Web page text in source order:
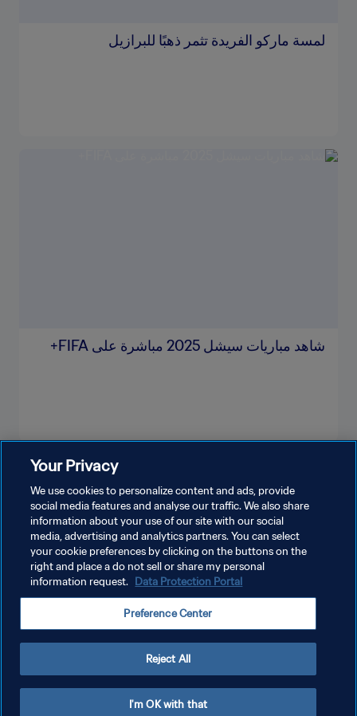
لمسة ماركو الفريدة تثمر ذهبًا للبرازيل
شاهد مباريات سيشل 2025 مباشرة على FIFA+
إدارة تفضيلات ملفات تعريف الارتباط
Your Privacy
We use cookies to personalize content and ads, provide
social media features and analyse our traffic. We also share
information about your use of our site with our social
media, advertising and analytics partners. You can select
your cookie preferences by clicking on the buttons on the
right and place a do not sell or share my personal
information request. Data Protection Portal
Preference Center
Reject All
I'm OK with that